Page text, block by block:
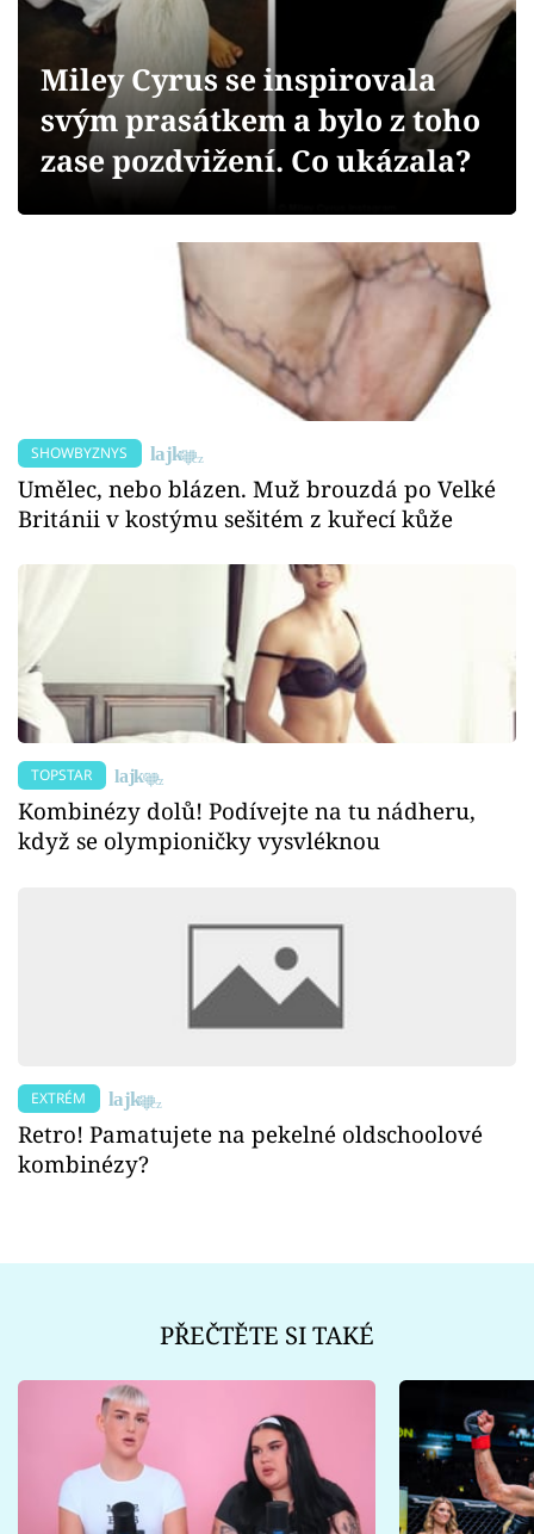
Videa
Sledujte prima+
Přihlášení
Miley Cyrus se inspirovala
svým prasátkem a bylo z toho
zase pozdvižení. Co ukázala?
SHOWBYZNYS
Umělec, nebo blázen. Muž brouzdá po Velké
Británii v kostýmu sešitém z kuřecí kůže
TOPSTAR
Kombinézy dolů! Podívejte na tu nádheru,
když se olympioničky vysvléknou
EXTRÉM
Retro! Pamatujete na pekelné oldschoolové
kombinézy?
PŘEČTĚTE SI TAKÉ